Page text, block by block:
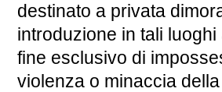
destinato a privata
introduzione in tali
fine esclusivo di
violenza o minaccia